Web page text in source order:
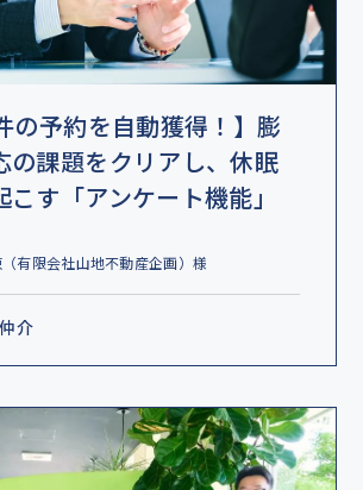
の予約を自動獲得！】膨
の課題をクリアし、休眠
す「アンケート機能」
有限会社山地不動産企画）様
介